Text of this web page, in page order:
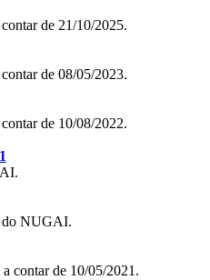
de 21/10/2025.
de 08/05/2023.
de 10/08/2022.
do NUGAI.
contar de 10/05/2021.